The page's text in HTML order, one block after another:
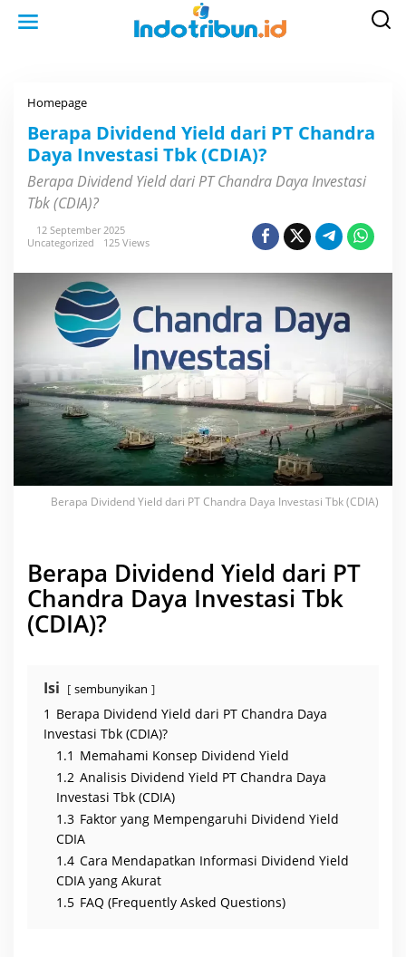
Homepage
r
a
p
a
D
i
v
i
d
e
Y
i
e
l
d
d
r
i
P
T
C
h
a
n
d
r
a
D
n
v
e
s
t
a
b
k
(
C
D
I
A
)
?
Berapa Dividend Yield dari PT Chandra
Daya Investasi Tbk (CDIA)?
Berapa Dividend Yield dari PT Chandra Daya Investasi
Tbk (CDIA)?
12 September 2025
Uncategorized
125 Views
Berapa Dividend Yield dari PT Chandra Daya Investasi Tbk (CDIA)
Berapa Dividend Yield dari PT
Chandra Daya Investasi Tbk
(CDIA)?
Isi sembunyikan
1 Berapa Dividend Yield dari PT Chandra Daya
Investasi Tbk (CDIA)?
1.1 Memahami Konsep Dividend Yield
1.2 Analisis Dividend Yield PT Chandra Daya
Investasi Tbk (CDIA)
1.3 Faktor yang Mempengaruhi Dividend Yield
CDIA
1.4 Cara Mendapatkan Informasi Dividend Yield
CDIA yang Akurat
1.5 FAQ (Frequently Asked Questions)